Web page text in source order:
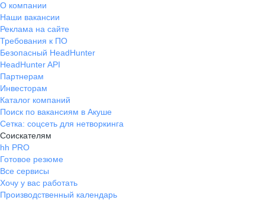
О компании
Наши вакансии
Реклама на сайте
Требования к ПО
Безопасный HeadHunter
HeadHunter API
Партнерам
Инвесторам
Каталог компаний
Поиск по вакансиям в Акуше
Сетка: соцсеть для нетворкинга
Соискателям
hh PRO
Готовое резюме
Все сервисы
Хочу у вас работать
Производственный календарь